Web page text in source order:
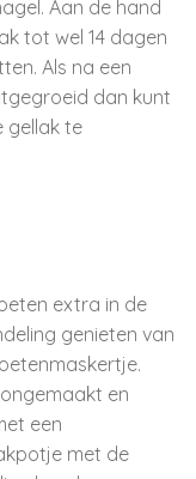
Aan de hand
tot wel 14 dagen
Als na een
dan kunt
gellak te
extra in de
genieten van
en
een
met de